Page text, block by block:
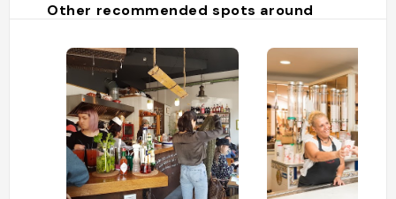
Other recommended spots around